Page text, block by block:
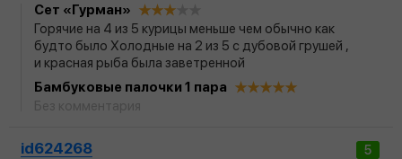
Сет «Гурман»
Горячие на 4 из 5 курицы меньше чем обычно как
будто было Холодные на 2 из 5 с дубовой грушей ,
и красная рыба была заветренной
Бамбуковые палочки 1 пара
5
id624268